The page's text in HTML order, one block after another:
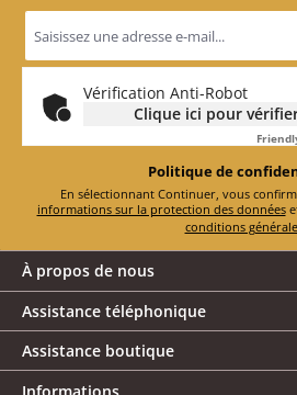
e-
mail
*
Vérification Anti-Robot
Clique ici pour
Politique de
informations sur la protection des données
conditions
À propos de nous
Assistance téléphonique
Assistance boutique
Informations